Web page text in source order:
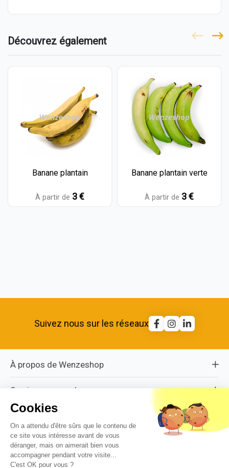
Découvrez également
Banane plantain
À partir de 3 €
Banane plantain verte
À partir de 3 €
Suivez nous sur les réseaux
À propos de Wenzeshop
Services wenzeshop
À découvrir
Informations légales
Cookies
On a attendu d'être sûrs que le contenu de
ce site vous intéresse avant de vous
déranger, mais on aimerait bien vous
accompagner pendant votre visite...
C'est OK pour vous ?